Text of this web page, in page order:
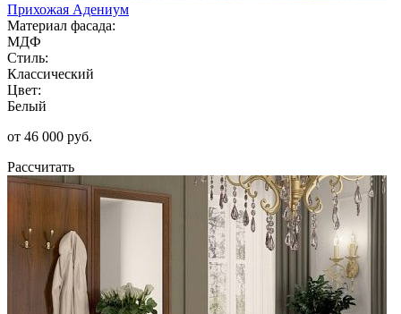
Прихожая Адениум
Материал фасада:
МДФ
Стиль:
Классический
Цвет:
Белый
от 46 000 руб.
Рассчитать